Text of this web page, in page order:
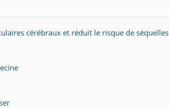
cérébraux et réduit le risque de séquelles